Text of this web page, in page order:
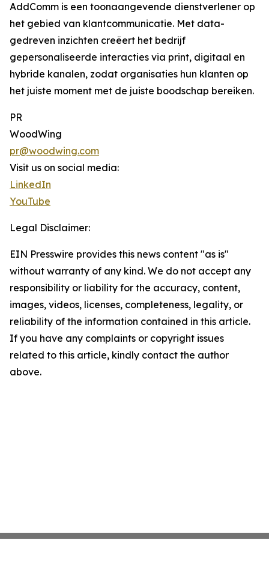
AddComm is een toonaangevende dienstverlener op
het gebied van klantcommunicatie. Met data-
gedreven inzichten creëert het bedrijf
gepersonaliseerde interacties via print, digitaal en
hybride kanalen, zodat organisaties hun klanten op
het juiste moment met de juiste boodschap bereiken.
PR
WoodWing
pr@woodwing.com
Visit us on social media:
LinkedIn
YouTube
Legal Disclaimer:
EIN Presswire provides this news content "as is"
without warranty of any kind. We do not accept any
responsibility or liability for the accuracy, content,
images, videos, licenses, completeness, legality, or
reliability of the information contained in this article.
If you have any complaints or copyright issues
related to this article, kindly contact the author
above.